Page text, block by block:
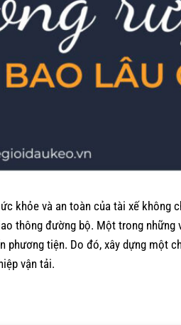
khỏe và an toàn của tài xế
thông đường bộ. Một trong
phương tiện. Do đó, xây dựng một
vận tải.